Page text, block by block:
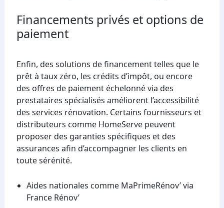
Financements privés et options de
paiement
Enfin, des solutions de financement telles que le
prêt à taux zéro, les crédits d’impôt, ou encore
des offres de paiement échelonné via des
prestataires spécialisés améliorent l’accessibilité
des services rénovation. Certains fournisseurs et
distributeurs comme HomeServe peuvent
proposer des garanties spécifiques et des
assurances afin d’accompagner les clients en
toute sérénité.
Aides nationales comme MaPrimeRénov’ via
France Rénov’